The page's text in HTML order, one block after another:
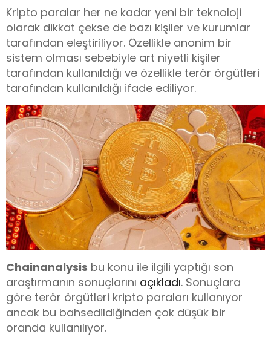
Kripto paralar her ne kadar yeni bir teknoloji
olarak dikkat çekse de bazı kişiler ve kurumlar
tarafından eleştiriliyor. Özellikle anonim bir
sistem olması sebebiyle art niyetli kişiler
tarafından kullanıldığı ve özellikle terör örgütleri
tarafından kullanıldığı ifade ediliyor.
Chainanalysis bu konu ile ilgili yaptığı son
araştırmanın sonuçlarını açıkladı. Sonuçlara
göre terör örgütleri kripto paraları kullanıyor
ancak bu bahsedildiğinden çok düşük bir
oranda kullanılıyor.